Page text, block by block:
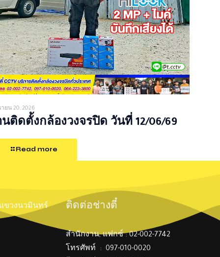
ยน 20, 2026
นติดตั้งกล้องวงจรปิด วันที่ 12/06/69
Read more
แขวงนวมินทร์ ติดต่อช่างตี๋
สำนักงาน, แฟกซ์ : 02-002-7742
โทรศัพท์ : 097-010-0020